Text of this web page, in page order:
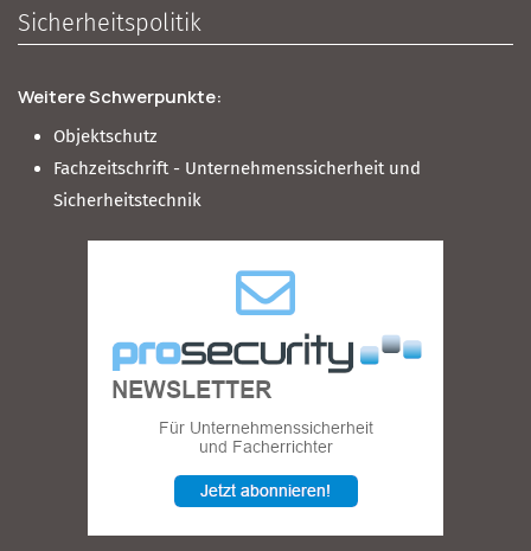
Sicherheitspolitik
Weitere Schwerpunkte:
Objektschutz
Fachzeitschrift - Unternehmenssicherheit und
Sicherheitstechnik